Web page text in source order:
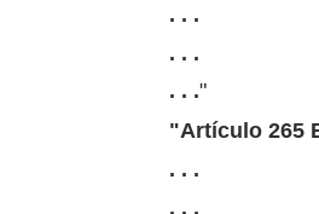
. . .
. . .
. . ."
"Artículo 265
. . .
. . .